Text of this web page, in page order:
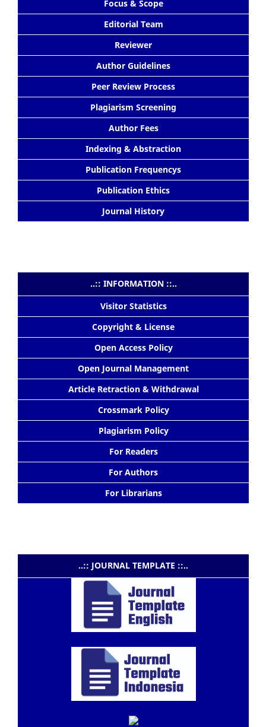
Focus & Scope
Editorial Team
Reviewer
Author Guidelines
Peer Review Process
Plagiarism Screening
Author Fees
Indexing & Abstraction
Publication Frequencys
Publication Ethics
Journal History
..:: INFORMATION ::..
Visitor Statistics
Copyright & License
Open Access Policy
Open Journal Management
Article Retraction & Withdrawal
Crossmark Policy
Plagiarism Policy
For Readers
For Authors
For Librarians
..:: JOURNAL TEMPLATE ::..